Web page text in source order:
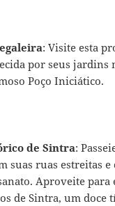
: Visite esta
por seus jardins
Poço Iniciático.
de Sintra:
suas ruas estreitas e
Aproveite
de Sintra, um doce